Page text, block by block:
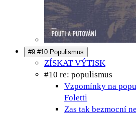
#9 #10 Populismus
ZÍSKAT VÝTISK
#10 re: populismus
Vzpomínky na
Foletti
Zas tak bezmocní